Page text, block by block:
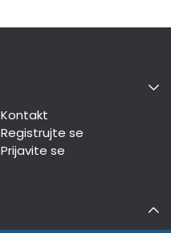
Kontakt
Registrujte se
Prijavite se